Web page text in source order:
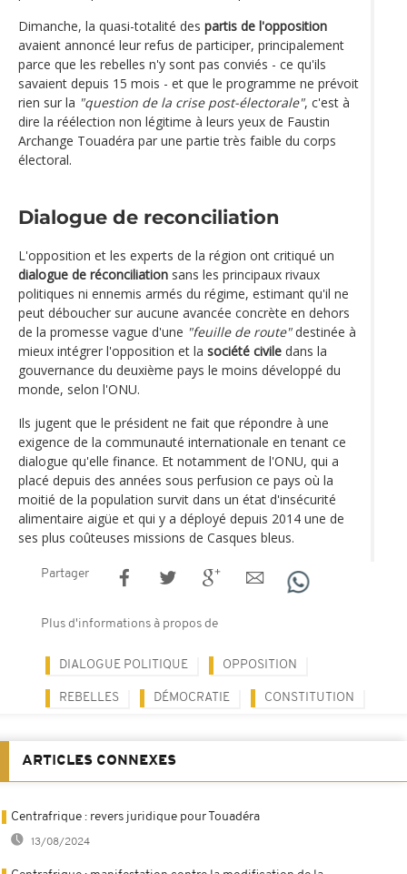
Dimanche, la quasi-totalité des partis de l'opposition
avaient annoncé leur refus de participer, principalement
parce que les rebelles n'y sont pas conviés - ce qu'ils
savaient depuis 15 mois - et que le programme ne prévoit
rien sur la "question de la crise post-électorale", c'est à
dire la réélection non légitime à leurs yeux de Faustin
Archange Touadéra par une partie très faible du corps
électoral.
Dialogue de reconciliation
L'opposition et les experts de la région ont critiqué un
dialogue de réconciliation sans les principaux rivaux
politiques ni ennemis armés du régime, estimant qu'il ne
peut déboucher sur aucune avancée concrète en dehors
de la promesse vague d'une "feuille de route"destinée à
mieux intégrer l'opposition et la société civile dans la
gouvernance du deuxième pays le moins développé du
monde, selon l'ONU.
Ils jugent que le président ne fait que répondre à une
exigence de la communauté internationale en tenant ce
dialogue qu'elle finance. Et notamment de l'ONU, qui a
placé depuis des années sous perfusion ce pays où la
moitié de la population survit dans un état d'insécurité
alimentaire aigüe et qui y a déployé depuis 2014 une de
ses plus coûteuses missions de Casques bleus.
Partager
Plus d'informations à propos de
DIALOGUE POLITIQUE OPPOSITION
REBELLES DÉMOCRATIE CONSTITUTION
ARTICLES CONNEXES
Centrafrique : revers juridique pour Touadéra
13/08/2024